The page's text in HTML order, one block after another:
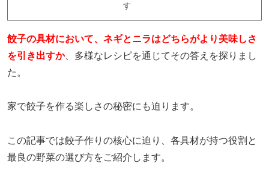
す
餃子の具材において、ネギとニラはどちらがより美味しさ
を引き出すか、多様なレシピを通じてその答えを探りまし
た。
家で餃子を作る楽しさの秘密にも迫ります。
この記事では餃子作りの核心に迫り、各具材が持つ役割と
最良の野菜の選び方をご紹介します。